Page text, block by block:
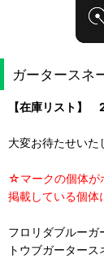
ガータースネ
【在庫リスト】
大変お待たせいた
☆マークの個体が
掲載している個体
フロリダブルーガ
トウブガータース